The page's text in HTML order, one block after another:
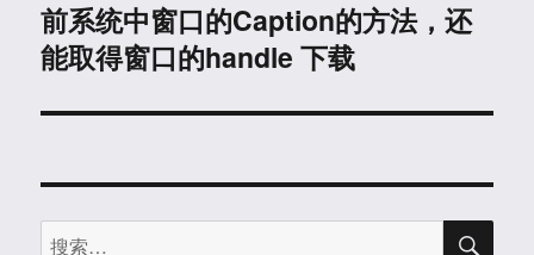
篇
文
前系统中窗口的Caption的方法，还
能取得窗口的handle 下载
搜
搜